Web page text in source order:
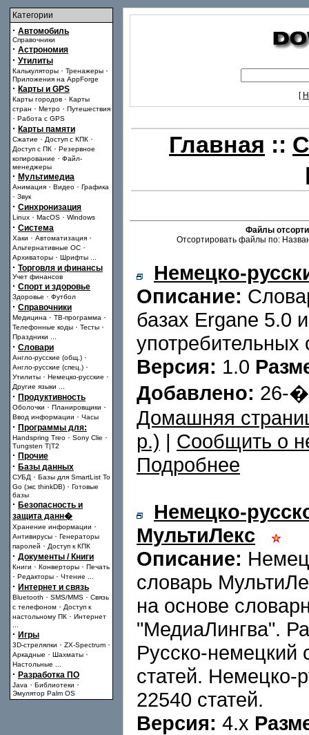
Категории
· Автомобиль
Справочники
· Астрономия
· Утилиты
Калькуляторы · Тренажеры ·
Приложения на AppForge
· Карты и GPS
Карты городов · Карты
стран · Метро · Путешествия
· Работа с GPS
· Карты памяти
Сжатие · Доступ с КПК ·
Доступ с ПК · Резервное
копирование · Файл-
менеджеры
· Мультимедиа
Анимация · Видео · Графика
· Звук
· Синхронизация
Linux · MacOS · Windows
· Система
Хаки · Автоматизация ·
Альтернативные ОС ·
Архиваторы · Шрифты
· Торговля и финансы
Учет финансов
· Спорт и здоровье
Здоровье · Футбол
· Справочники
Медицина · ТВ-программа ·
Телефонные коды · Тесты ·
Праздники
· Словари
Англо-русские (общ.) ·
Англо-русские (спец.) ·
Утилиты · Немецко-русские ·
Другие языки
· Продуктивность
Оболочки · Планировщики ·
Ввод информации · Часы
· Программы для:
Handspring Treo · Sony Clie ·
Tungsten T|T2
· Прочие
· Базы данных
СУБД · Базы для SmartList To
Go (экс thinkDB) · Готовые
базы
· Безопасность и
защита данн�
Хранение информации ·
Антивирусы · Генераторы
паролей · Доступ к КПК
· Документы / Книги
Книги · Конверторы · Печать
· Редакторы · Чтение
· Интернет и связь
Bluetooth · SMS/MMS · Связь
с телефоном · Доступ к
настольному ПК · Интернет
· Игры
3D-стрелялки · ZX-Spectrum ·
Аркадные · Шахматы ·
Настольные
· Разработка ПО
Java · Библиотеки ·
Эмулятор Palm OS
[
Главная ::
Файлы
Отсортировать файлы по:
Немецко-
Описание:
базах Ergane 5.0
употребительных
Версия: 1.0
Добавлено: 26-
Домашняя
p.) | Сообщить о
Подробнее
Немецко-
МультиЛекс
Описание:
словарь
на основе
"МедиаЛингва".
Русско-немецкий
статей. Немецко-
22540 статей.
Версия: 4.x